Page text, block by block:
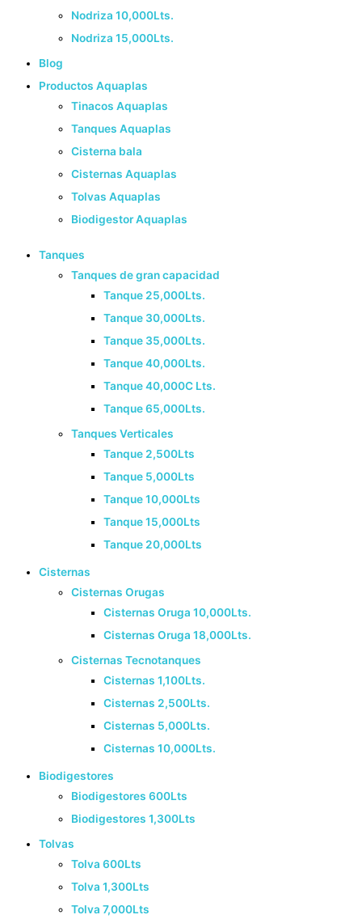
Nodriza 10,000Lts.
Nodriza 15,000Lts.
Blog
Productos Aquaplas
Tinacos Aquaplas
Tanques Aquaplas
Cisterna bala
Cisternas Aquaplas
Tolvas Aquaplas
Biodigestor Aquaplas
Tanques
Tanques de gran capacidad
Tanque 25,000Lts.
Tanque 30,000Lts.
Tanque 35,000Lts.
Tanque 40,000Lts.
Tanque 40,000C Lts.
Tanque 65,000Lts.
Tanques Verticales
Tanque 2,500Lts
Tanque 5,000Lts
Tanque 10,000Lts
Tanque 15,000Lts
Tanque 20,000Lts
Cisternas
Cisternas Orugas
Cisternas Oruga 10,000Lts.
Cisternas Oruga 18,000Lts.
Cisternas Tecnotanques
Cisternas 1,100Lts.
Cisternas 2,500Lts.
Cisternas 5,000Lts.
Cisternas 10,000Lts.
Biodigestores
Biodigestores 600Lts
Biodigestores 1,300Lts
Tolvas
Tolva 600Lts
Tolva 1,300Lts
Tolva 7,000Lts